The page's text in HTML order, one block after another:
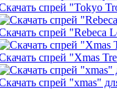
спрей "Tokyo
спрей "Rebeca
спрей "Xmas
спрей "xmas"